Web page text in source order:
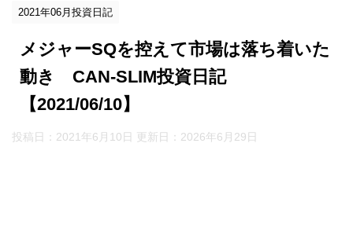
2021年06月投資日記
メジャーSQを控えて市場は落ち着いた
動き CAN-SLIM投資日記
【2021/06/10】
投稿日：2021年6月10日 更新日： 2026年6月29日